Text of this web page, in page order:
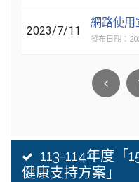
2023/7/11
網路使用
發布日期：
113-114年度「
健康支持方案」